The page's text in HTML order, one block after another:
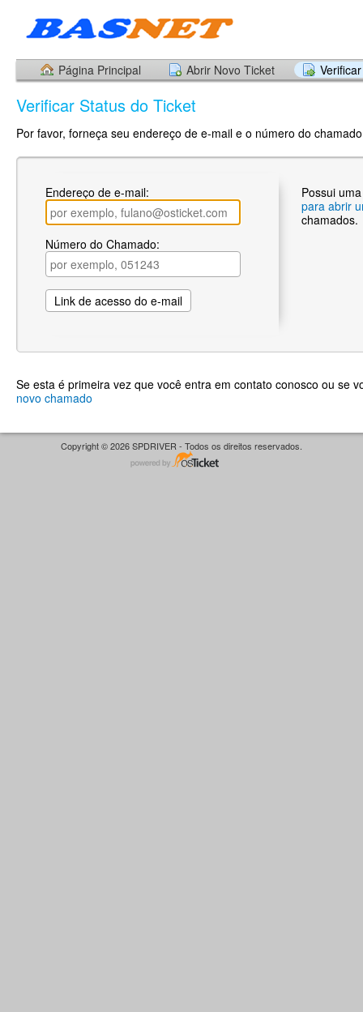
Página Principal Abrir Novo Ticket
Verificar Status do Ticket
Por favor, forneça seu endereço de e-mail e o número do
Endereço de e-mail:
Número do Chamado:
Possui
para abrir
chamados.
Se esta é primeira vez que você entra em contato conosco ou se
novo chamado
Copyright © 2026 SPDRIVER - Todos os direitos reservados.